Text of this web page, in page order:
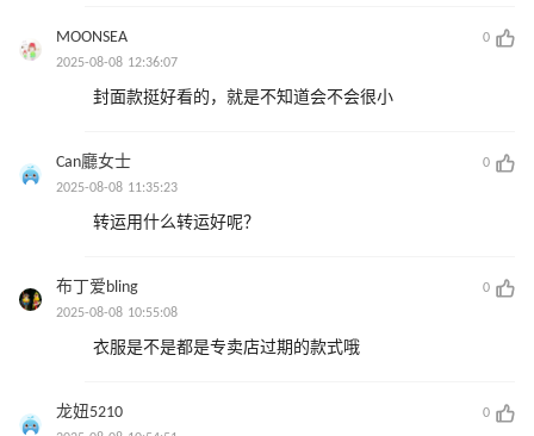
MOONSEA
0
2025-08-08 12:36:07
封面款挺好看的，就是不知道会不会很小
Can廳女士
0
2025-08-08 11:35:23
转运用什么转运好呢？
布丁爱bling
0
2025-08-08 10:55:08
衣服是不是都是专卖店过期的款式哦
龙妞5210
0